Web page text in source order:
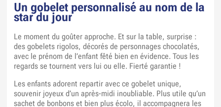
Un gobelet personnalisé au nom de la
star du jour
Le moment du goûter approche. Et sur la table, surprise :
des gobelets rigolos, décorés de personnages chocolatés,
avec le prénom de l’enfant fêté bien en évidence. Tous les
regards se tournent vers lui ou elle. Fierté garantie !
Les enfants adorent repartir avec ce gobelet unique,
souvenir joyeux d’un après-midi inoubliable. Plus utile qu’un
sachet de bonbons et bien plus écolo, il accompagnera les